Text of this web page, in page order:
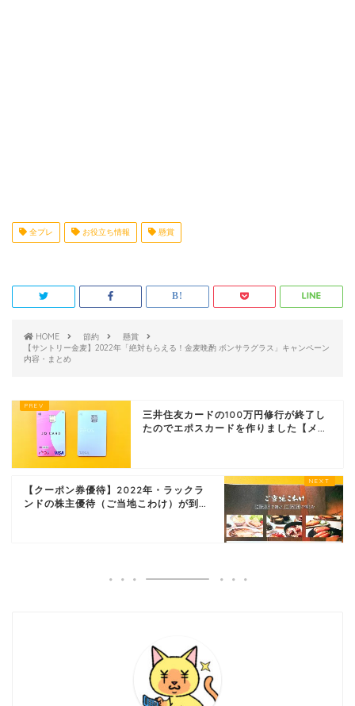
全プレ お役立ち情報 懸賞
HOME 節約
懸賞
【サントリー金麦】2022年「絶対もらえる！金麦晩酌 ボンサラグラス」キャンペーン
内容・まとめ
三井住友カードの100万円修行が終了し
たのでエポスカードを作りました【メ...
【クーポン券優待】2022年・ラックラ
ンドの株主優待（ご当地こわけ）が到...